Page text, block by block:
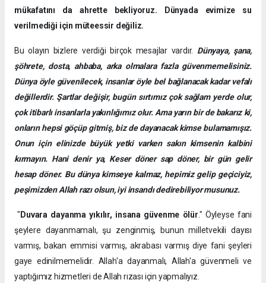
mükafatını da ahrette bekliyoruz. Dünyada evimize su
verilmediği için müteessir değiliz.
Bu olayın bizlere verdiği birçok mesajlar vardır. Dünyaya, şana,
şöhrete, dosta, ahbaba, arka olmalara fazla güvenmemelisiniz.
Dünya öyle güvenilecek, insanlar öyle bel bağlanacak kadar vefalı
değillerdir. Şartlar değişir, bugün sırtımız çok sağlam yerde olur,
çok itibarlı insanlarla yakınlığımız olur. Ama yarın bir de bakarız ki,
onların hepsi göçüp gitmiş, biz de dayanacak kimse bulamamışız.
Onun için elinizde büyük yetki varken sakın kimsenin kalbini
kırmayın. Hani denir ya, Keser döner sap döner, bir gün gelir
hesap döner. Bu dünya kimseye kalmaz, hepimiz gelip geçiciyiz,
peşimizden Allah razı olsun, iyi insandı dedirebiliyor musunuz.
"Duvara dayanma yıkılır, insana güvenme ölür." Öyleyse fani
şeylere dayanmamalı, şu zenginmiş, bunun milletvekili dayısı
varmış, bakan emmisi varmış, akrabası varmış diye fani şeyleri
gaye edinilmemelidir. Allah'a dayanmalı, Allah'a güvenmeli ve
yaptığımız hizmetleri de Allah rızası için yapmalıyız.